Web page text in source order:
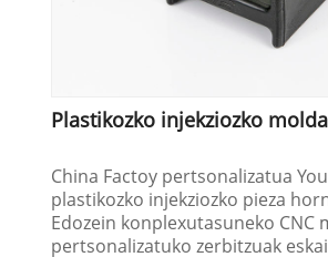
Plastikozko injekziozko
China Factoy pertsonalizatua
plastikozko injekziozko pieza
Edozein konplexutasuneko CNC
pertsonalizatuko zerbitzuak